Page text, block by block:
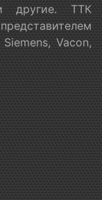
другие. ТТК
Vacon,